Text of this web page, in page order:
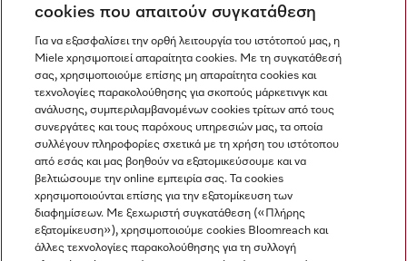
Ανακαλύψτε τα Miele Experience Center
Newsletter
Miele στο Instagram
Miele στο Facebook
Miele στο Youtube
cookies που απαιτούν συγκατάθεση
Για να εξασφαλίσει την ορθή λειτουργία του ιστότοπού μας, η
Miele χρησιμοποιεί απαραίτητα cookies. Με τη συγκατάθεσή
σας, χρησιμοποιούμε επίσης μη απαραίτητα cookies και
τεχνολογίες παρακολούθησης για σκοπούς μάρκετινγκ και
ανάλυσης, συμπεριλαμβανομένων cookies τρίτων από τους
συνεργάτες και τους παρόχους υπηρεσιών μας, τα οποία
συλλέγουν πληροφορίες σχετικά με τη χρήση του ιστότοπου
από εσάς και μας βοηθούν να εξατομικεύσουμε και να
βελτιώσουμε την online εμπειρία σας. Τα cookies
χρησιμοποιούνται επίσης για την εξατομίκευση των
διαφημίσεων. Με ξεχωριστή συγκατάθεση («Πλήρης
εξατομίκευση»), χρησιμοποιούμε cookies Bloomreach και
άλλες τεχνολογίες παρακολούθησης για τη συλλογή